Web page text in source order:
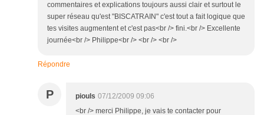
commentaires et explications toujours aussi clair et surtout le
super réseau qu'est "BISCATRAIN" c'est tout a fait logique que
tes visites augmentent et c'est pas<br /> fini.<br /> Excellente
journée<br /> Philippe<br /> <br /> <br />
Répondre
P piouls 07/12/2009 09:06
<br /> merci Philippe, je vais te contacter pour